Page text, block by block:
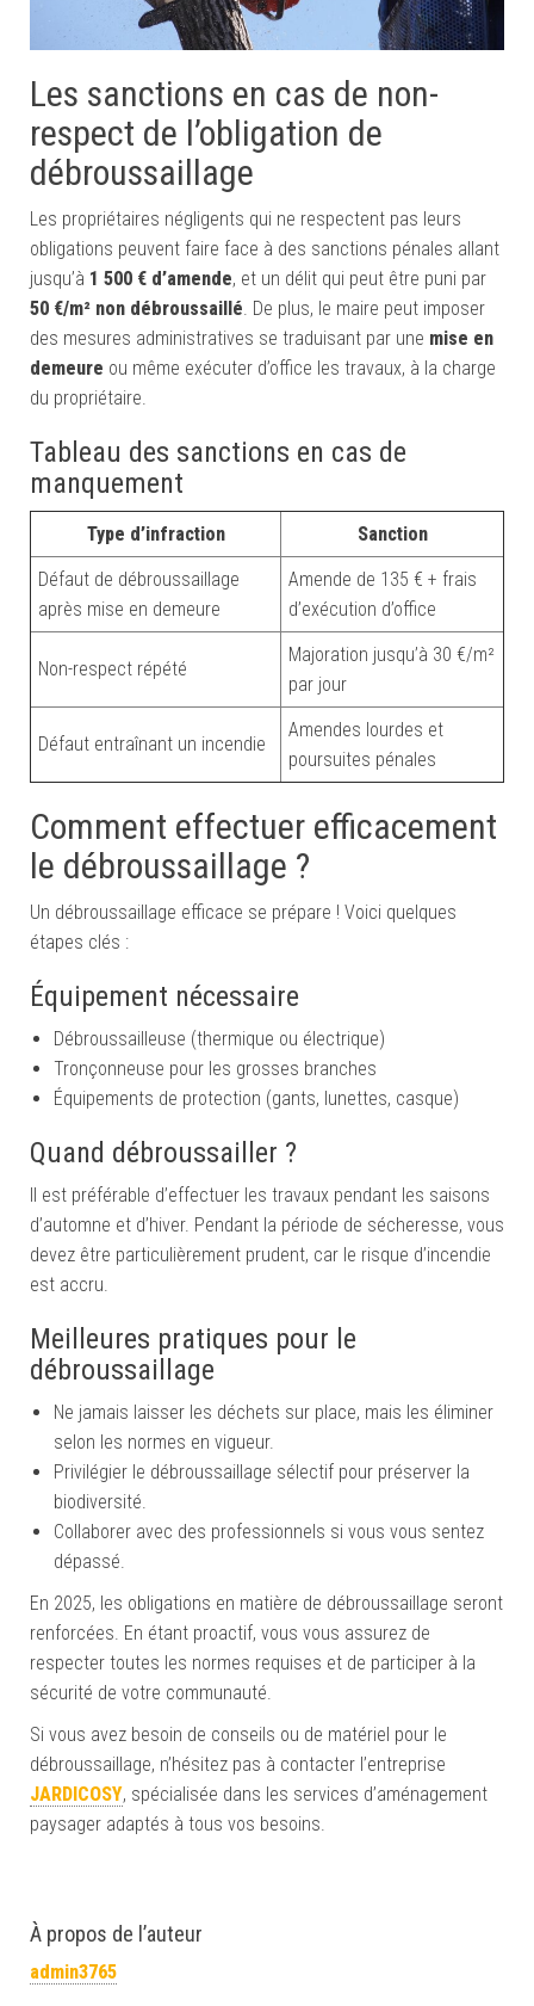
Les sanctions en cas de non-
respect de l’obligation de
débroussaillage
Les propriétaires négligents qui ne respectent pas leurs
obligations peuvent faire face à des sanctions pénales allant
jusqu’à 1 500 € d’amende, et un délit qui peut être puni par
50 €/m² non débroussaillé . De plus, le maire peut imposer
des mesures administratives se traduisant par une mise en
demeure ou même exécuter d’office les travaux, à la charge
du propriétaire.
Tableau des sanctions en cas de
manquement
Type d’infraction
Sanction
Défaut de débroussaillage
après mise en demeure
Amende de 135 € + frais
d’exécution d’office
Non-respect répété
Majoration jusqu’à 30 €/m²
par jour
Défaut entraînant un incendie
Amendes lourdes et
poursuites pénales
Comment effectuer efficacement
le débroussaillage ?
Un débroussaillage efficace se prépare ! Voici quelques
étapes clés :
Équipement nécessaire
Débroussailleuse (thermique ou électrique)
Tronçonneuse pour les grosses branches
Équipements de protection (gants, lunettes, casque)
Quand débroussailler ?
Il est préférable d’effectuer les travaux pendant les saisons
d’automne et d’hiver. Pendant la période de sécheresse, vous
devez être particulièrement prudent, car le risque d’incendie
est accru.
Meilleures pratiques pour le
débroussaillage
Ne jamais laisser les déchets sur place, mais les éliminer
selon les normes en vigueur.
Privilégier le débroussaillage sélectif pour préserver la
biodiversité.
Collaborer avec des professionnels si vous vous sentez
dépassé.
En 2025, les obligations en matière de débroussaillage seront
renforcées. En étant proactif, vous vous assurez de
respecter toutes les normes requises et de participer à la
sécurité de votre communauté.
Si vous avez besoin de conseils ou de matériel pour le
débroussaillage, n’hésitez pas à contacter l’entreprise
JARDICOSY, spécialisée dans les services d’aménagement
paysager adaptés à tous vos besoins.
À propos de l’auteur
admin3765